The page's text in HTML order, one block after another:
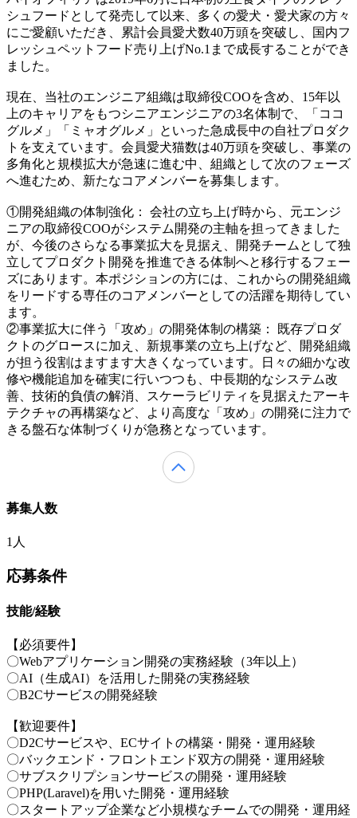
シュフードとして発売して以来、多くの愛犬・愛犬家の方々
にご愛顧いただき、累計会員愛犬数40万頭を突破し、国内フ
レッシュペットフード売り上げNo.1まで成長することができ
ました。
現在、当社のエンジニア組織は取締役COOを含め、15年以
上のキャリアをもつシニアエンジニアの3名体制で、「ココ
グルメ」「ミャオグルメ」といった急成長中の自社プロダク
トを支えています。会員愛犬猫数は40万頭を突破し、事業の
多角化と規模拡大が急速に進む中、組織として次のフェーズ
へ進むため、新たなコアメンバーを募集します。
①開発組織の体制強化： 会社の立ち上げ時から、元エンジ
ニアの取締役COOがシステム開発の主軸を担ってきました
が、今後のさらなる事業拡大を見据え、開発チームとして独
立してプロダクト開発を推進できる体制へと移行するフェー
ズにあります。本ポジションの方には、これからの開発組織
をリードする専任のコアメンバーとしての活躍を期待してい
ます。
②事業拡大に伴う「攻め」の開発体制の構築： 既存プロダ
クトのグロースに加え、新規事業の立ち上げなど、開発組織
が担う役割はますます大きくなっています。日々の細かな改
修や機能追加を確実に行いつつも、中長期的なシステム改
善、技術的負債の解消、スケーラビリティを見据えたアーキ
テクチャの再構築など、より高度な「攻め」の開発に注力で
きる盤石な体制づくりが急務となっています。
募集人数
1人
応募条件
技能/経験
【必須要件】
〇Webアプリケーション開発の実務経験（3年以上）
〇AI（生成AI）を活用した開発の実務経験
〇B2Cサービスの開発経験
【歓迎要件】
〇D2Cサービスや、ECサイトの構築・開発・運用経験
〇バックエンド・フロントエンド双方の開発・運用経験
〇サブスクリプションサービスの開発・運用経験
〇PHP(Laravel)を用いた開発・運用経験
〇スタートアップ企業など小規模なチームでの開発・運用経